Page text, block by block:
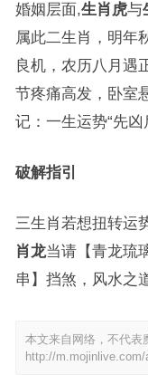
婚姻层面,生肖虎与
属此二生肖，明年
良机，农历八月遇
节疼痛高发，卧室
记：一生运势“先凶
破解指引
三生肖若想扭转运
肖龙当请【青龙琉
串】挡煞，风水之
本文来自网络，不代表
http://m.mojinlive.com/